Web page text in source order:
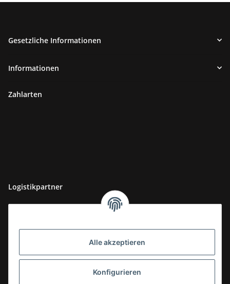
Alle akzeptieren
Konfigurieren
Gesetzliche Informationen
Informationen
Zahlarten
Logistikpartner